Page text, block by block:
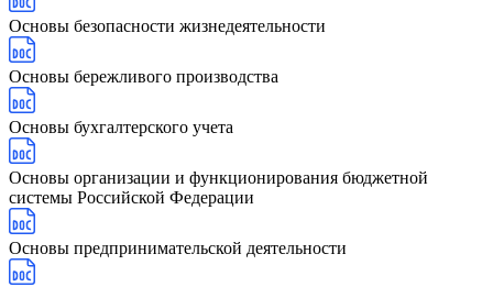
Основы безопасности жизнедеятельности
Основы бережливого производства
Основы бухгалтерского учета
Основы организации и функционирования бюджетной
системы Российской Федерации
Основы предпринимательской деятельности